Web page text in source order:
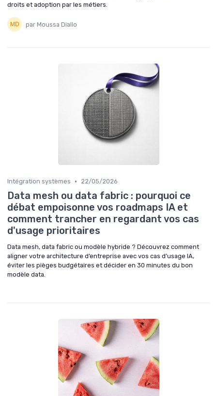
droits et adoption par les métiers.
par Moussa Diallo
Intégration systèmes • 22/05/2026
Data mesh ou data fabric : pourquoi ce
débat empoisonne vos roadmaps IA et
comment trancher en regardant vos cas
d'usage prioritaires
Data mesh, data fabric ou modèle hybride ? Découvrez comment
aligner votre architecture d’entreprise avec vos cas d’usage IA,
éviter les pièges budgétaires et décider en 30 minutes du bon
modèle data.